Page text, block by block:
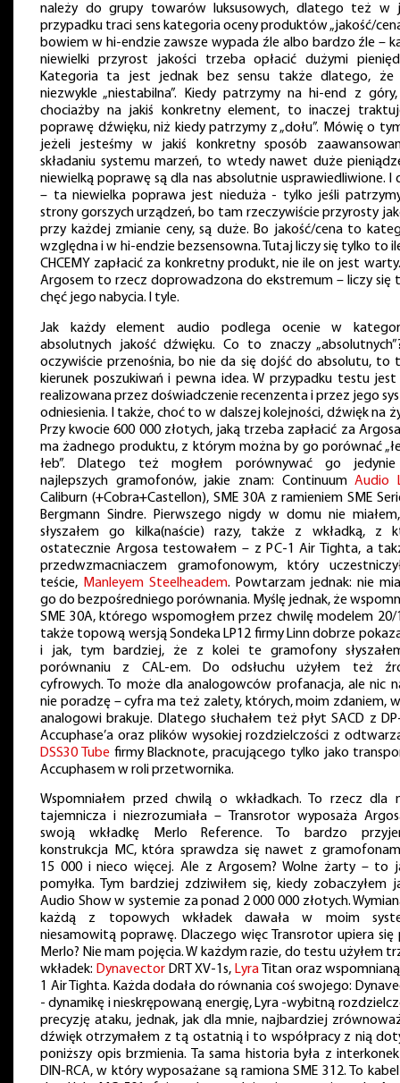
należy do grupy towarów luksusowych, dlatego też w
przypadku traci sens kategoria oceny produktów „jakość/
bowiem w hi-endzie zawsze wypada źle albo bardzo źle –
niewielki przyrost jakości trzeba opłacić dużymi
Kategoria ta jest jednak bez sensu także dlatego, że
niezwykle „niestabilna”. Kiedy patrzymy na hi-end z
chociażby na jakiś konkretny element, to inaczej
poprawę dźwięku, niż kiedy patrzymy z „dołu”. Mówię o
jeżeli jesteśmy w jakiś konkretny sposób
składaniu systemu marzeń, to wtedy nawet duże
niewielką poprawę są dla nas absolutnie usprawiedliwione. I
– ta niewielka poprawa jest nieduża - tylko jeśli
strony gorszych urządzeń, bo tam rzeczywiście przyrosty
przy każdej zmianie ceny, są duże. Bo jakość/cena to
względna i w hi-endzie bezsensowna. Tutaj liczy się tylko to
CHCEMY zapłacić za konkretny produkt, nie ile on jest
Argosem to rzecz doprowadzona do ekstremum – liczy się
chęć jego nabycia. I tyle.
Jak każdy element audio podlega ocenie w
absolutnych jakość dźwięku. Co to znaczy
oczywiście przenośnia, bo nie da się dojść do absolutu, to
kierunek poszukiwań i pewna idea. W przypadku testu jest
realizowana przez doświadczenie recenzenta i przez jego
odniesienia. I także, choć to w dalszej kolejności, dźwięk na
Przy kwocie 600 000 złotych, jaką trzeba zapłacić za
ma żadnego produktu, z którym można by go porównać
łeb”. Dlatego też mogłem porównywać go
najlepszych gramofonów, jakie znam: ContinuumAudio
Caliburn (+Cobra+Castellon), SME 30A z ramieniem SME
Bergmann Sindre. Pierwszego nigdy w domu nie
słyszałem go kilka(naście) razy, także z wkładką, z
ostatecznie Argosa testowałem – z PC-1 Air Tighta, a
przedwzmacniaczem gramofonowym, który
teście, Manleyem Steelheadem. Powtarzam jednak: nie
go do bezpośredniego porównania. Myślę jednak, że
SME 30A, którego wspomogłem przez chwilę modelem 20/
także topową wersją Sondeka LP12 firmy Linn dobrze
i jak, tym bardziej, że z kolei te gramofony
porównaniu z CAL-em. Do odsłuchu użyłem też
cyfrowych. To może dla analogowców profanacja, ale nic
nie poradzę – cyfra ma też zalety, których, moim zdaniem,
analogowi brakuje. Dlatego słuchałem też płyt SACD z
Accuphase’a oraz plików wysokiej rozdzielczości z
DSS30 Tubefirmy Blacknote, pracującego tylko jako
Accuphasem w roli przetwornika.
Wspomniałem przed chwilą o wkładkach. To rzecz dla
tajemnicza i niezrozumiała – Transrotor wyposaża
swoją wkładkę Merlo Reference. To bardzo
konstrukcja MC, która sprawdza się nawet z
15 000 i nieco więcej. Ale z Argosem? Wolne żarty – to
pomyłka. Tym bardziej zdziwiłem się, kiedy zobaczyłem
Audio Show w systemie za ponad 2 000 000 złotych.
każdą z topowych wkładek dawała w moim
niesamowitą poprawę. Dlaczego więc Transrotor upiera się
Merlo? Nie mam pojęcia. W każdym razie, do testu użyłem
wkładek: DynavectorDRT XV-1s, Lyra Titan oraz
1 Air Tighta. Każda dodała do równania coś swojego:
- dynamikę i nieskrępowaną energię, Lyra -wybitną
precyzję ataku, jednak, jak dla mnie, najbardziej
dźwięk otrzymałem z tą ostatnią i to współpracy z nią
poniższy opis brzmienia. Ta sama historia była z
DIN-RCA, w który wyposażane są ramiona SME 312. To